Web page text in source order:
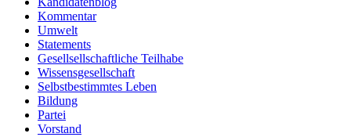
Kommentar
Umwelt
Statements
Gesellsellschaftliche Teilhabe
Wissensgesellschaft
Selbstbestimmtes Leben
Bildung
Partei
Vorstand